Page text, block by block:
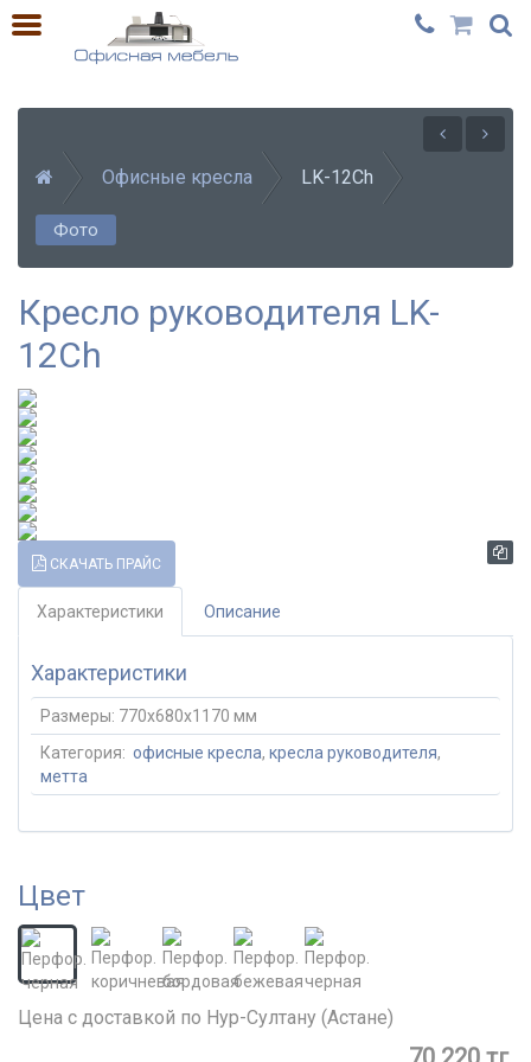
Офисные кресла LK-12Ch
Фото
Кресло руководителя LK-
12Ch
СКАЧАТЬ ПРАЙС
Характеристики Описание
Характеристики
Размеры: 770x680x1170 мм
Категория: офисные кресла, кресла руководителя,
метта
Цвет
Цена с доставкой по Нур-Султану (Астане)